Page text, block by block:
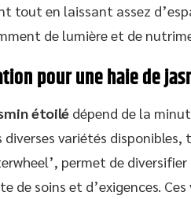
tout en laissant assez
de lumière et de
pour une haie de
étoilé dépend de la
variétés disponibles,
permet de
de soins et d’exigences.